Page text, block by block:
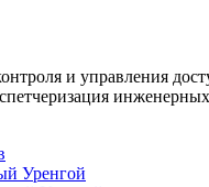
и управления
Уренгой